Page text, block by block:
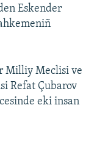
Eskender
Milliy Meclisi ve
Refat Çubarov
eki insan